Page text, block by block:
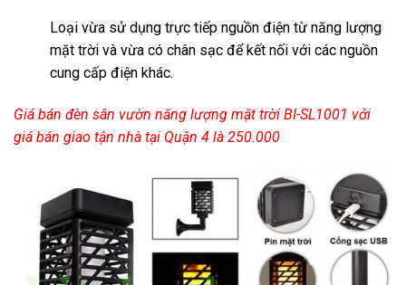
Loại vừa sử dụng trực tiếp nguồn điện từ năng lượng
mặt trời và vừa có chân sạc để kết nối với các nguồn
cung cấp điện khác.
Giá bán đèn sân vườn năng lượng mặt trời BI-SL1001 với
giá bán giao tận nhà tại Quận 4 là 250.000